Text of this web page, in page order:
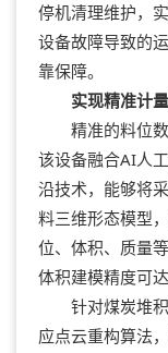
停机清理维护，
设备故障导致的
靠保障。
实现精准计
精准的料位数
该设备融合AI人
沿技术，能够将
料三维形态模型
位、体积、质量
体积建模精度可达
针对煤炭堆积
应点云重构算法